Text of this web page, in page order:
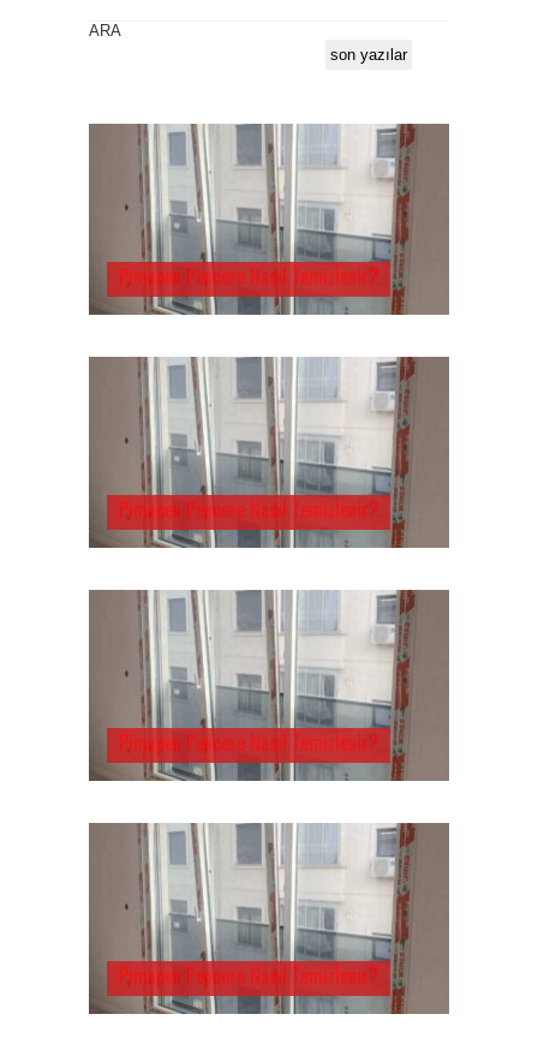
ARA
son yazılar
Pimapen Pencere Nasıl Temizlenir?
Pimapen Pencere Nasıl Temizlenir?
Pimapen Pencere Nasıl Temizlenir?
Pimapen Pencere Nasıl Temizlenir?